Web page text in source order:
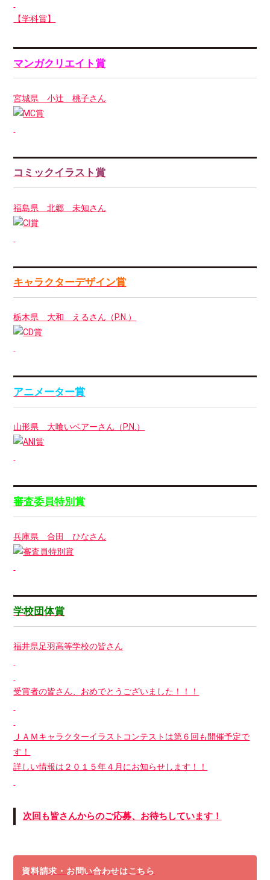
【学科賞】
マンガクリエイト賞
宮城県 小辻 桃子さん
コミックイラスト賞
福島県 北郷 未知さん
キャラクターデザイン賞
栃木県 大和 えるさん（P.N.）
アニメーター賞
山形県 大喰いベアーさん（P.N.）
審査委員特別賞
兵庫県 合田 ひなさん
学校団体賞
福井県足羽高等学校の皆さん
受賞者の皆さん、おめでとうございました！！！
ＪＡＭキャラクターイラストコンテストは第６回も開催予定で
す！
詳しい情報は２０１５年４月にお知らせします！！
次回も皆さんからのご応募、お待ちしています！
資料請求・お問い合わせはこちら